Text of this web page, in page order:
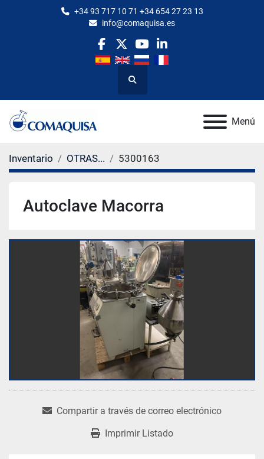
+34 93 717 10 71 +34 654 27 23 13
info@comaquisa.es
facebook
twitteryoutubelinkedin
Buscar
Menú
Inventario OTRAS... 5300163
Autoclave Macorra
Compartir a través de correo electrónico
Imprimir Listado